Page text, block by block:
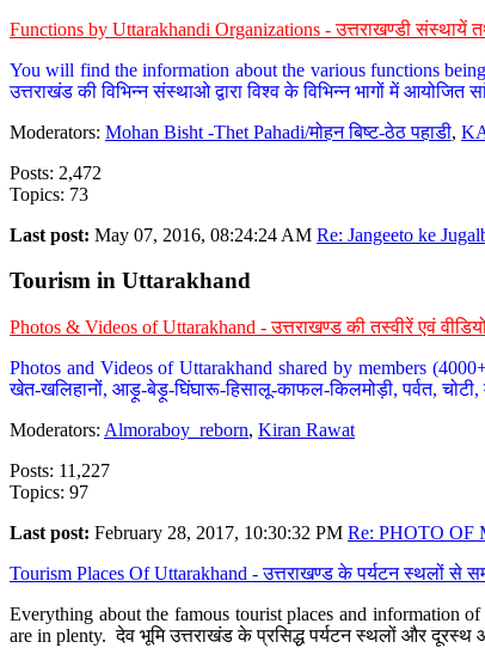
Functions by Uttarakhandi Organizations - उत्तराखण्डी संस्थायें
You will find the information about the various functions
उत्तराखंड की विभिन्न संस्थाओ द्वारा विश्व के विभिन्न भागों में
Moderators: Mohan Bisht -Thet Pahadi/मोहन बिष्ट-ठेठ पहाडी,
Posts: 2,472
Topics: 73
Last post: May 07, 2016, 08:24:24 AM Re: Jangeeto ke
Tourism in Uttarakhand
Photos & Videos of Uttarakhand - उत्तराखण्ड की तस्वीरें एवं
Photos and Videos of Uttarakhand shared by members
खेत-खलिहानों, आड़ू-बेड़ू-घिंघारू-हिसालू-काफल-किलमोड़ी, पर्वत,
Moderators: Almoraboy_reborn, Kiran Rawat
Posts: 11,227
Topics: 97
Last post: February 28, 2017, 10:30:32 PM Re: PHOTO
Tourism Places Of Uttarakhand - उत्तराखण्ड के पर्यटन स्थलों से
Everything about the famous tourist places and information
are in plenty. देव भूमि उत्तराखंड के प्रसिद्ध पर्यटन स्थलों और